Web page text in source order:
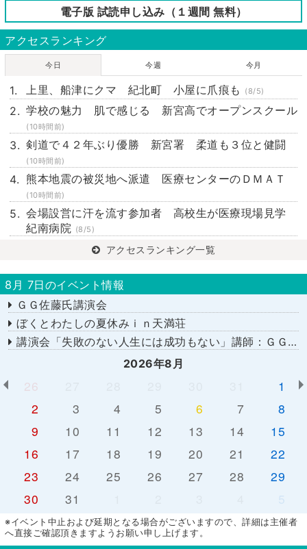
電子版 試読申し込み（１週間 無料）
アクセスランキング
今日 今週 今月
上里、船津にクマ 紀北町 小屋に爪痕も (8/5)
学校の魅力 肌で感じる 新宮高でオープンスクール
(10時間前)
剣道で４２年ぶり優勝 新宮署 柔道も３位と健闘
(10時間前)
熊本地震の被災地へ派遣 医療センターのＤＭＡＴ
(10時間前)
会場設営に汗を流す参加者 高校生が医療現場見学
紀南病院 (8/5)
アクセスランキング一覧
8月 7日のイベント情報
ＧＧ佐藤氏講演会
ぼくとわたしの夏休みｉｎ天満荘
講演会「失敗のない人生には成功もない」講師：ＧＧ佐藤さん
2026年8月
26
1
2
3 4 5 6 7
8
9
10 11 12 13 14
15
16
17 18 19 20 21
22
23
24 25 26 27 28
29
30
31 5
※イベント中止および延期となる場合がございますので、詳細は主催者
へ直接ご確認頂きますようお願い申し上げます。